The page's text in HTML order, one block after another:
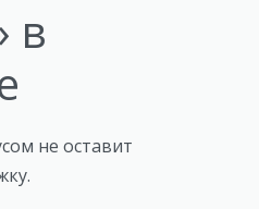
в
не оставит